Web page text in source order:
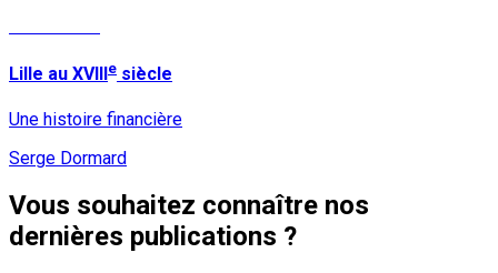
Lille au XVIII e siècle
Une histoire financière
Serge Dormard
Vous souhaitez connaître nos
dernières publications ?